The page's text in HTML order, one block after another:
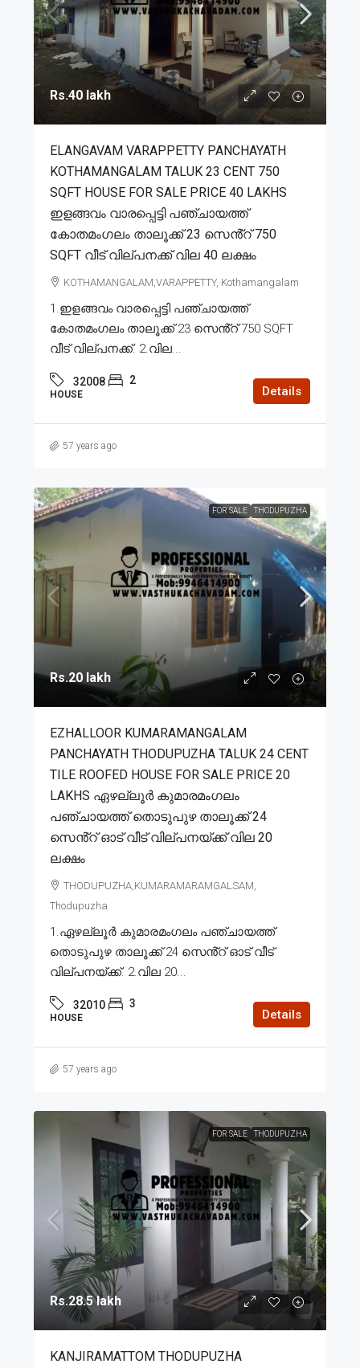
Rs.40 lakh
ELANGAVAM VARAPPETTY PANCHAYATH
KOTHAMANGALAM TALUK 23 CENT 750
SQFT HOUSE FOR SALE PRICE 40 LAKHS
ഇളങ്ങവം വാരപ്പെട്ടി പഞ്ചായത്ത്
കോതമംഗലം താലൂക്ക് 23 സെൻ്റ് 750
SQFT വീട് വില്പനക്ക് വില 40 ലക്ഷം
KOTHAMANGALAM,VARAPPETTY, Kothamangalam
1.ഇളങ്ങവം വാരപ്പെട്ടി പഞ്ചായത്ത്
കോതമംഗലം താലൂക്ക് 23 സെൻ്റ് 750 SQFT
വീട് വില്പനക്ക്. 2.വില...
32008 2
HOUSE Details
57 years ago
FOR SALE THODUPUZHA
Rs.20 lakh
EZHALLOOR KUMARAMANGALAM
PANCHAYATH THODUPUZHA TALUK 24 CENT
TILE ROOFED HOUSE FOR SALE PRICE 20
LAKHS ഏഴല്ലൂർ കുമാരമംഗലം
പഞ്ചായത്ത് തൊടുപുഴ താലൂക്ക് 24
സെൻ്റ് ഓട് വീട് വില്പനയ്ക്ക് വില 20
ലക്ഷം
THODUPUZHA,KUMARAMARAMGALSAM,
Thodupuzha
1.ഏഴല്ലൂർ കുമാരമംഗലം പഞ്ചായത്ത്
തൊടുപുഴ താലൂക്ക് 24 സെൻ്റ് ഓട് വീട്
വില്പനയ്ക്ക്. 2.വില 20...
32010 3
HOUSE Details
57 years ago
FOR SALE THODUPUZHA
Rs.28.5 lakh
KANJIRAMATTOM THODUPUZHA